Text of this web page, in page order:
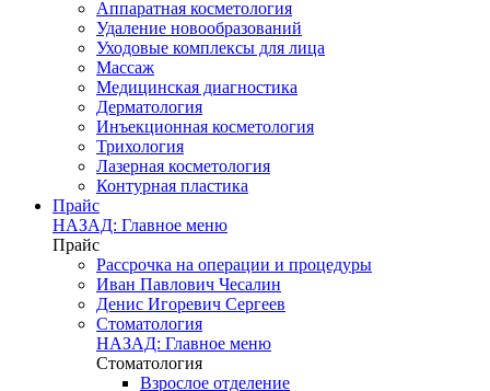
Аппаратная косметология
Удаление новообразований
Уходовые комплексы для лица
Массаж
Медицинская диагностика
Дерматология
Инъекционная косметология
Трихология
Лазерная косметология
Контурная пластика
Прайс
НАЗАД: Главное меню
Прайс
Рассрочка на операции и процедуры
Иван Павлович Чесалин
Денис Игоревич Сергеев
Стоматология
НАЗАД: Главное меню
Стоматология
Взрослое отделение